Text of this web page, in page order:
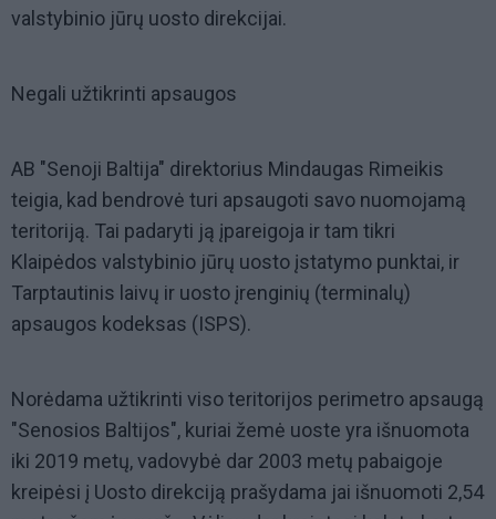
valstybinio jūrų uosto direkcijai.
Negali užtikrinti apsaugos
AB "Senoji Baltija" direktorius Mindaugas Rimeikis
teigia, kad bendrovė turi apsaugoti savo nuomojamą
teritoriją. Tai padaryti ją įpareigoja ir tam tikri
Klaipėdos valstybinio jūrų uosto įstatymo punktai, ir
Tarptautinis laivų ir uosto įrenginių (terminalų)
apsaugos kodeksas (ISPS).
Norėdama užtikrinti viso teritorijos perimetro apsaugą
"Senosios Baltijos", kuriai žemė uoste yra išnuomota
iki 2019 metų, vadovybė dar 2003 metų pabaigoje
kreipėsi į Uosto direkciją prašydama jai išnuomoti 2,54